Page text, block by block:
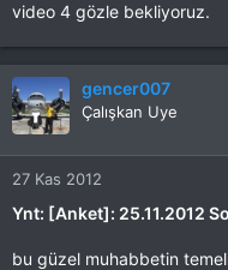
video 4 gözle bekliyoruz.
gencer007
Çalışkan Uye
27 Kas 2012
Ynt: [Anket]: 25.11.2012
bu güzel muhabbetin